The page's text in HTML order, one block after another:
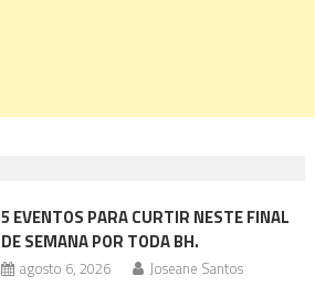
5 EVENTOS PARA CURTIR NESTE FINAL
DE SEMANA POR TODA BH.
agosto 6, 2026 Joseane Santos